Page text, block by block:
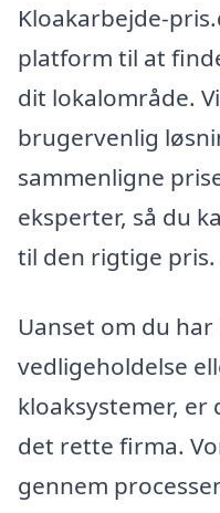
Kloakarbejde-
platform til at
dit lokalområde.
brugervenlig
sammenligne
eksperter, så du
til den rigtige pris.
Uanset om du
vedligeholdelse
kloaksystemer,
det rette firma.
gennem